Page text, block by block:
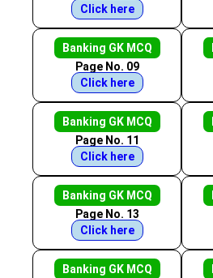
Click here
Banking GK MCQ
Page No. 09
Click here
Banking GK MCQ
Page No. 11
Click here
Banking GK MCQ
Page No. 13
Click here
Banking GK MCQ